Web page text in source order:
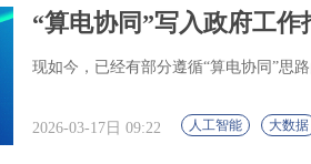
“算电协同”写入政府工
现如今，已经有部分遵循“算电协同”思
2026-03-17日 09:22 人工智能 大数据